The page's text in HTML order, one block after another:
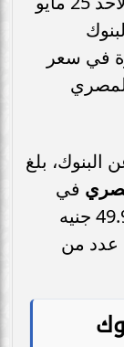
في سعر
بلغ
في
البنك الأهلي 49.85 جنيه للشراء و49.95 جنيه
عدد من